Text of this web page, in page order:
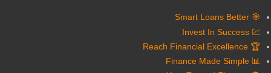
🎯 Smart Loans Better
💹 Invest In Success
🏆 Reach Financial Excellence
📊 Finance Made Simple